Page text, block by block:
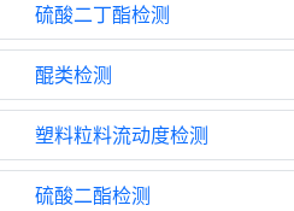
硫酸二丁酯检测
醌类检测
塑料粒料流动度检测
硫酸二酯检测